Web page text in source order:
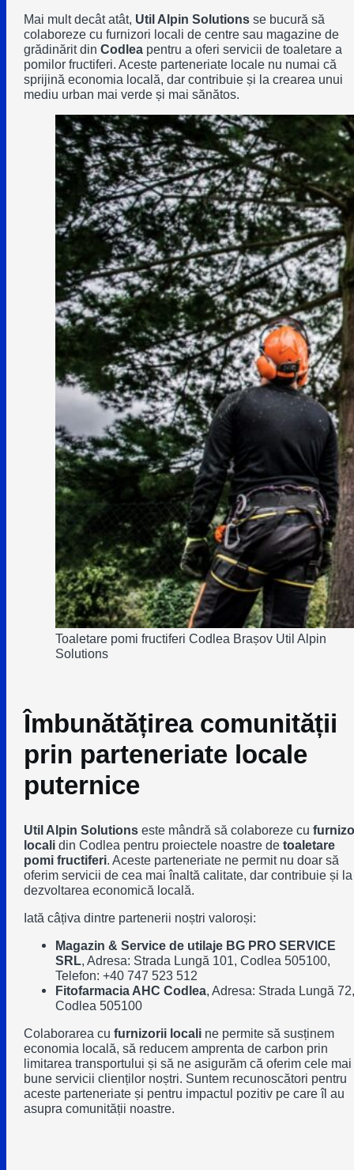
Mai mult decât atât, Util Alpin Solutionsse bucură să
colaboreze cu furnizori locali de centre sau magazine de
grădinărit din Codleapentru a oferi servicii de toaletare a
pomilor fructiferi. Aceste parteneriate locale nu numai că
sprijină economia locală, dar contribuie și la crearea unui
mediu urban mai verde și mai sănătos.
Toaletare pomi fructiferi Codlea Brașov Util Alpin
Solutions
Îmbunătățirea comunității
prin parteneriate locale
puternice
Util Alpin Solutionseste mândră să colaboreze cu
localidin Codlea pentru proiectele noastre de toaletare
pomi fructiferi. Aceste parteneriate ne permit nu doar să
oferim servicii de cea mai înaltă calitate, dar contribuie și la
dezvoltarea economică locală.
Iată câțiva dintre partenerii noștri valoroși:
Magazin & Service de utilaje BG PRO SERVICE
SRL, Adresa: Strada Lungă 101, Codlea 505100,
Telefon: +40 747 523 512
Fitofarmacia AHC Codlea, Adresa: Strada Lungă 72,
Codlea 505100
Colaborarea cu furnizorii localine permite să susținem
economia locală, să reducem amprenta de carbon prin
limitarea transportului și să ne asigurăm că oferim cele mai
bune servicii clienților noștri. Suntem recunoscători pentru
aceste parteneriate și pentru impactul pozitiv pe care îl au
asupra comunității noastre.